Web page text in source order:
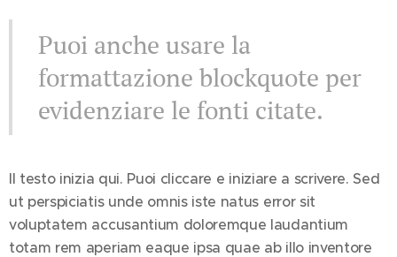
Puoi anche usare la
formattazione blockquote per
evidenziare le fonti citate.
Il testo inizia qui. Puoi cliccare e iniziare a scrivere. Sed
ut perspiciatis unde omnis iste natus error sit
voluptatem accusantium doloremque laudantium
totam rem aperiam eaque ipsa quae ab illo inventore